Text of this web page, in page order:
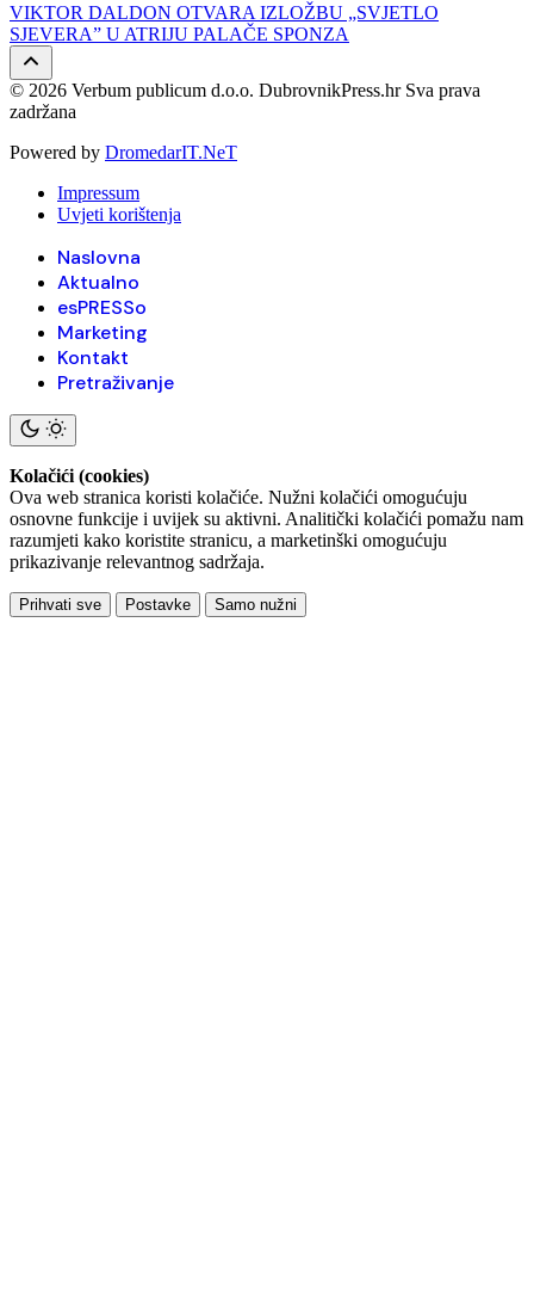
VIKTOR DALDON OTVARA IZLOŽBU „SVJETLO
SJEVERA” U ATRIJU PALAČE SPONZA
© 2026 Verbum publicum d.o.o. DubrovnikPress.hr Sva prava
zadržana
Powered by DromedarIT.NeT
Impressum
Uvjeti korištenja
Naslovna
Aktualno
esPRESSo
Marketing
Kontakt
Pretraživanje
Kolačići (cookies)
Ova web stranica koristi kolačiće. Nužni kolačići omogućuju
osnovne funkcije i uvijek su aktivni. Analitički kolačići pomažu nam
razumjeti kako koristite stranicu, a marketinški omogućuju
prikazivanje relevantnog sadržaja.
Prihvati sve Postavke Samo nužni